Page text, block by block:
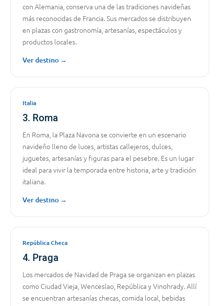
con Alemania, conserva una de las tradiciones navideñas
más reconocidas de Francia. Sus mercados se distribuyen
en plazas con gastronomía, artesanías, espectáculos y
productos locales.
Ver destino →
Italia
3. Roma
En Roma, la Plaza Navona se convierte en un escenario
navideño lleno de luces, artistas callejeros, dulces,
juguetes, artesanías y figuras para el pesebre. Es un lugar
ideal para vivir la temporada entre historia, arte y tradición
italiana.
Ver destino →
República Checa
4. Praga
Los mercados de Navidad de Praga se organizan en plazas
como Ciudad Vieja, Wenceslao, República y Vinohrady. Allí
se encuentran artesanías checas, comida local, bebidas